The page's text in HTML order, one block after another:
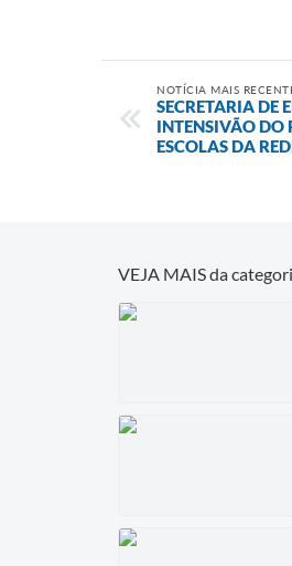
NOTÍCIA MAIS
SECRETARIA DE
INTENSIVÃO DO
ESCOLAS DA
VEJA MAIS da